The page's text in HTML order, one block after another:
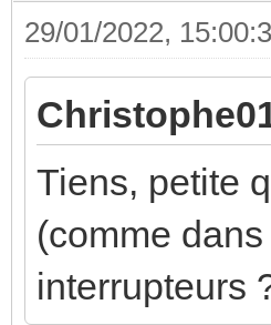
29/01/2022,
Tiens, petite
(comme
interrupteurs